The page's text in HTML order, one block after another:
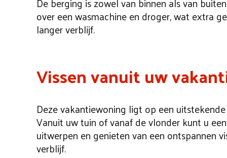
over een wasmachine en droger, wat extra
langer verblijf.
Vissen vanuit uw
Deze vakantiewoning ligt op een
Vanuit uw tuin of vanaf de vlonder kunt u
uitwerpen en genieten van een ontspannen
verblijf.